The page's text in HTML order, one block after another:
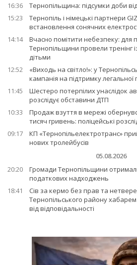
16:36
Тернопільщина: підсумки доби
15:23
Тернопіль і німецькі партнери
встановлення сонячних
14:14
Вчасно помітити небезпеку: для
Тернопільщини провели тренінг із
дітьми
12:52
«Виходь на світло!»: у
кампанія на підтримку легальної
11:45
Шестеро потерпілих унаслідок
розслідує обставини ДТП
10:33
Продаж взуття в мережі
тисяч гривень: поліцейські
09:17
КП «Тернопільелектротранс»
нових тролейбусів
05.08.2026
20:20
Громади Тернопільщини
податкових надходжень
18:41
Сів за кермо без прав та
Тернопільського району
від відповідальності